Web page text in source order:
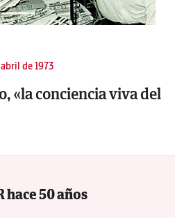
de 1973
«la conciencia viva del
hace 50 años